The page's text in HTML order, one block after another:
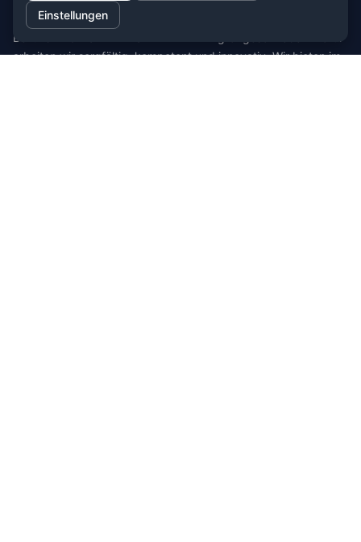
Einstellungen
stein.club
Bei uns wird KUNDENZUFRIEDENHEIT großgeschrieben. Dafür
arbeiten wir sorgfältig, kompetent und innovativ. Wir bieten im